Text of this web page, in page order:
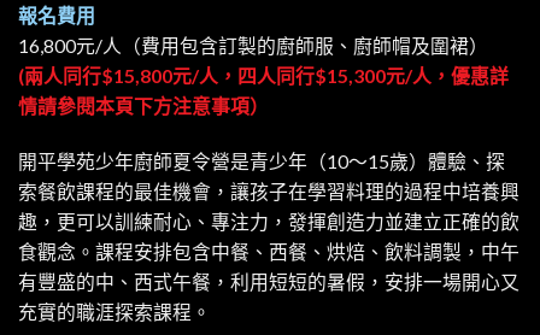
報名費用
16,800元/人（費用包含訂製的廚師服、廚師帽及圍裙）
(兩人同行$15,800元/人，四人同行$15,300元/人，優惠詳
情請參閱本頁下方注意事項）
開平學苑少年廚師夏令營是青少年（10～15歲）體驗、探
索餐飲課程的最佳機會，讓孩子在學習料理的過程中培養興
趣，更可以訓練耐心、專注力，發揮創造力並建立正確的飲
食觀念。課程安排包含中餐、西餐、烘焙、飲料調製，中午
有豐盛的中、西式午餐，利用短短的暑假，安排一場開心又
充實的職涯探索課程。